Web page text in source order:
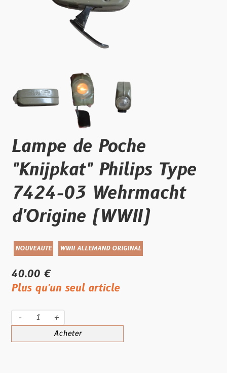
Lampe de Poche
"Knijpkat" Philips Type
7424-03 Wehrmacht
d'Origine (WWII)
NOUVEAUTE WWII ALLEMAND ORIGINAL
40.00 €
Plus qu'un seul article
- +
Acheter